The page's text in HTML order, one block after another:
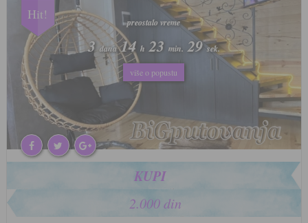
Hit!
preostalo vreme
3dana 14 h 23 min. 26sek.
više o popustu
preostalo vreme
3dana 14 h 23 min. 26sek.
više o popustu
KUPI
2.000 din